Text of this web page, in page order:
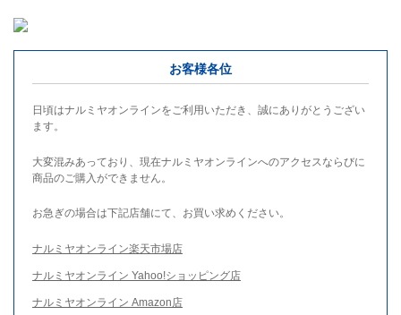
お客様各位
日頃はナルミヤオンラインをご利用いただき、誠にありがとうござい
ます。
大変混みあっており、現在ナルミヤオンラインへのアクセスならびに
商品のご購入ができません。
お急ぎの場合は下記店舗にて、お買い求めください。
ナルミヤオンライン楽天市場店
ナルミヤオンライン Yahoo!ショッピング店
ナルミヤオンライン Amazon店